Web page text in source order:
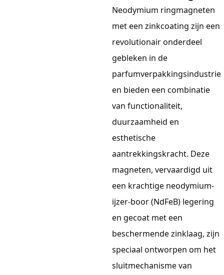
Neodymium ringmagneten
met een zinkcoating zijn een
revolutionair onderdeel
gebleken in de
parfumverpakkingsindustrie
en bieden een combinatie
van functionaliteit,
duurzaamheid en
esthetische
aantrekkingskracht. Deze
magneten, vervaardigd uit
een krachtige neodymium-
ijzer-boor (NdFeB) legering
en gecoat met een
beschermende zinklaag, zijn
speciaal ontworpen om het
sluitmechanisme van